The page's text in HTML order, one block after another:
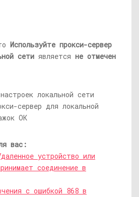
Используйте прокси-сервер
сети является не отмечен
вас:
устройство или
соединение в
с ошибкой 868 в